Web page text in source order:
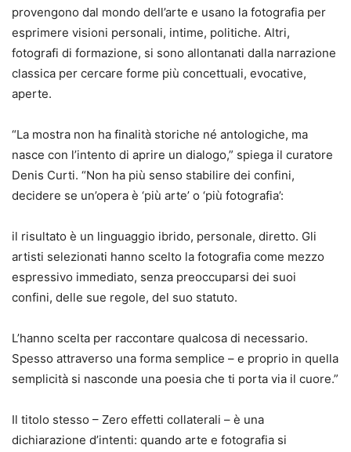
provengono dal mondo dell’arte e usano la fotografia per
esprimere visioni personali, intime, politiche. Altri,
fotografi di formazione, si sono allontanati dalla narrazione
classica per cercare forme più concettuali, evocative,
aperte.
“La mostra non ha finalità storiche né antologiche, ma
nasce con l’intento di aprire un dialogo,” spiega il curatore
Denis Curti. “Non ha più senso stabilire dei confini,
decidere se un’opera è ‘più arte’ o ‘più fotografia’:
il risultato è un linguaggio ibrido, personale, diretto. Gli
artisti selezionati hanno scelto la fotografia come mezzo
espressivo immediato, senza preoccuparsi dei suoi
confini, delle sue regole, del suo statuto.
L’hanno scelta per raccontare qualcosa di necessario.
Spesso attraverso una forma semplice – e proprio in quella
semplicità si nasconde una poesia che ti porta via il cuore.”
Il titolo stesso – Zero effetti collaterali – è una
dichiarazione d’intenti: quando arte e fotografia si